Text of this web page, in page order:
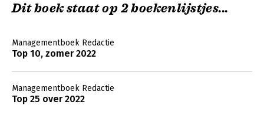
Dit boek staat op 2 boekenlijstjes...
Managementboek Redactie
Top 10, zomer 2022
Managementboek Redactie
Top 25 over 2022